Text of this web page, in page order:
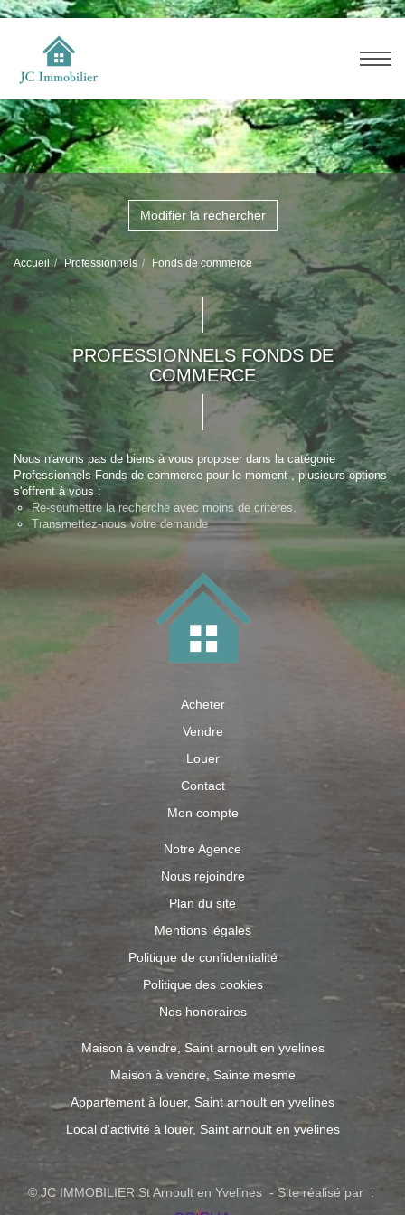
Modifier la rechercher
Accueil Professionnels Fonds de commerce
PROFESSIONNELS FONDS DE
COMMERCE
Nous n'avons pas de biens à vous proposer dans la catégorie
Professionnels Fonds de commerce pour le moment , plusieurs options
s'offrent à vous :
Re-soumettre la recherche avec moins de critères.
Transmettez-nous votre demande
Acheter
Vendre
Louer
Contact
Mon compte
Notre Agence
Nous rejoindre
Plan du site
Mentions légales
Politique de confidentialité
Politique des cookies
Nos honoraires
Maison à vendre, Saint arnoult en yvelines
Maison à vendre, Sainte mesme
Appartement à louer, Saint arnoult en yvelines
Local d'activité à louer, Saint arnoult en yvelines
© JC IMMOBILIER St Arnoult en Yvelines - Site réalisé par :